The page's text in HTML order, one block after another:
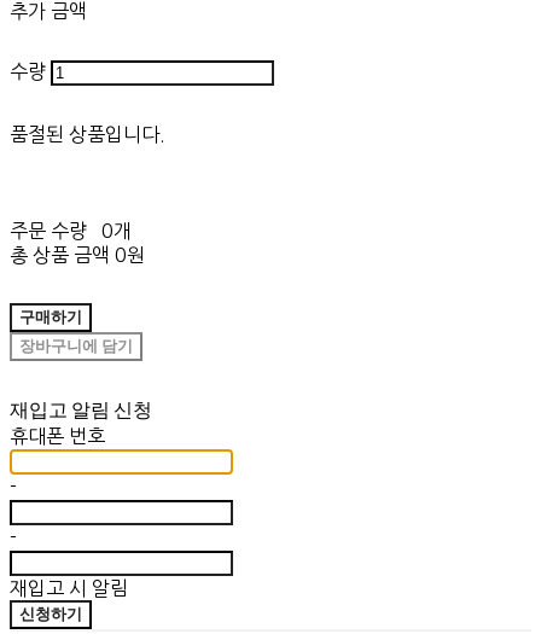
추가 금액
수량
품절된 상품입니다.
주문 수량
0개
총 상품 금액 0원
구매하기
장바구니에 담기
재입고 알림 신청
휴대폰 번호
-
-
재입고 시 알림
신청하기